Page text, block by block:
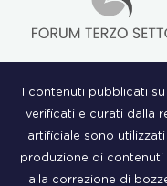
I contenuti pubblicati
verificati e curati dalla
artificiale sono
produzione di contenuti
alla correzione di